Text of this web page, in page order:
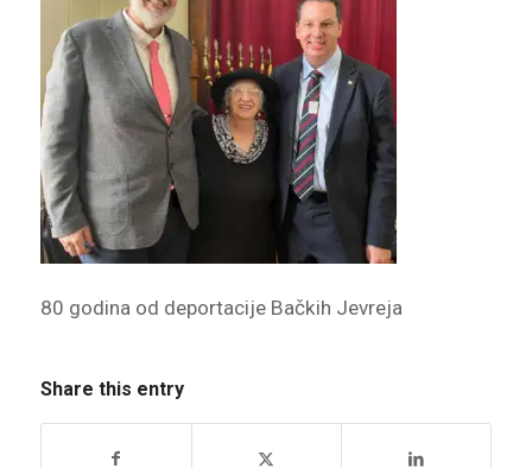
80 godina od deportacije Bačkih Jevreja
Share this entry